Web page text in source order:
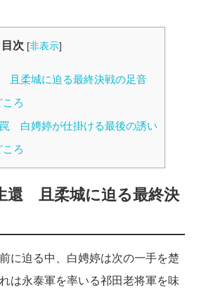
目次 [非表示]
柔城に迫る最終決戦の足音
ろ
白娉婷が仕掛ける最後の誘い
ろ
還 且柔城に迫る最終決
に迫る中、白娉婷は次の一手を楚
は永泰軍を率いる祁田老将軍を味